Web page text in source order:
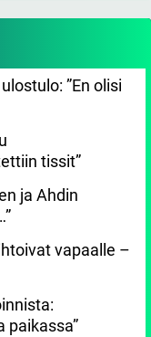
”En olisi
tissit”
ja Ahdin
vapaalle –
paikassa”